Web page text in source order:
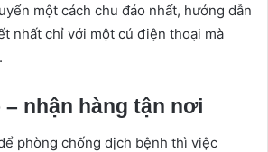
một cách chu đáo nhất, hướng dẫn
nhất chỉ với một cú điện thoại mà
nhận hàng tận nơi
phòng chống dịch bệnh thì việc